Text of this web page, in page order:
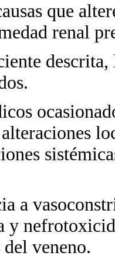
que
renal
a
y
veneno.